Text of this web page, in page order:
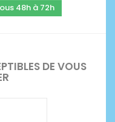
48h à 72h
DE VOUS